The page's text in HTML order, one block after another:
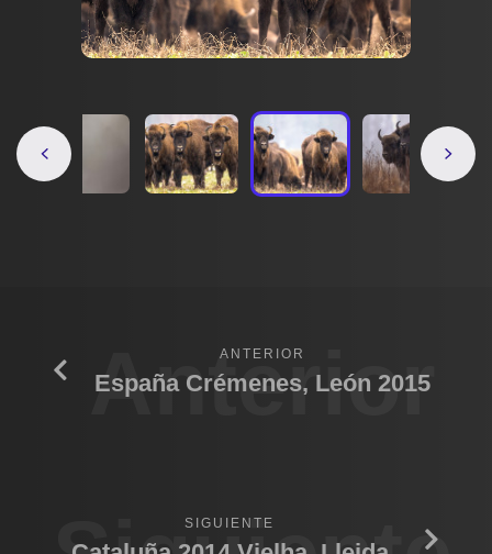
Anterior
ANTERIOR
España Crémenes, León 2015
SIGUIENTE